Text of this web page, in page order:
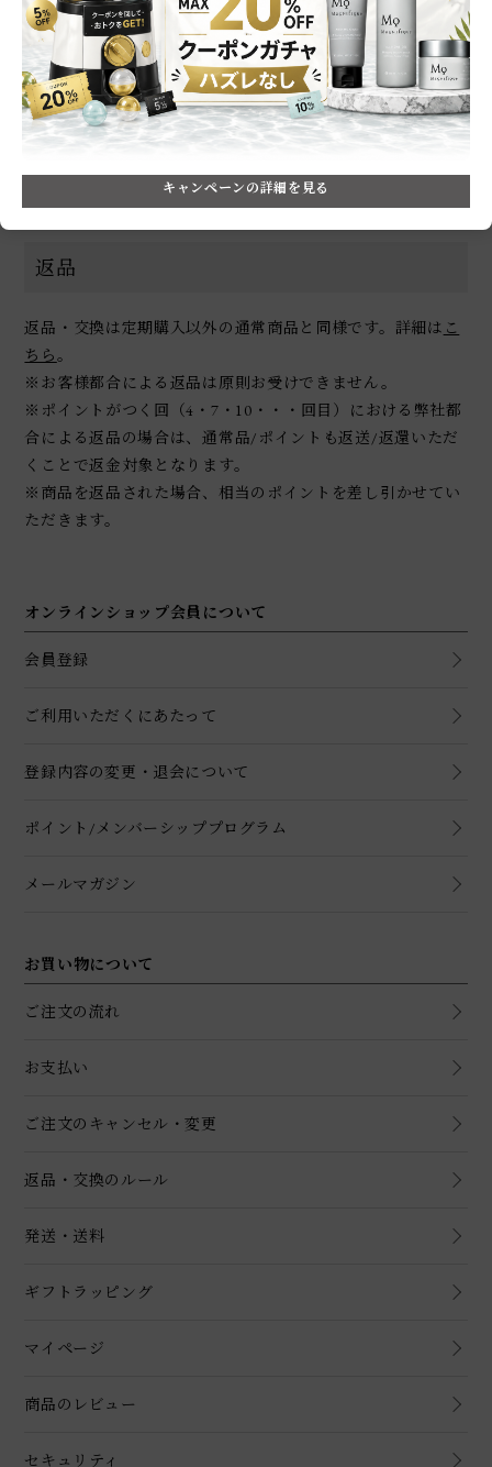
オンラインショップ会員について
会員登録
ご利用いただくにあたって
登録内容の変更・退会について
ポイント/メンバーシッププログラム
メールマガジン
お買い物について
ご注文の流れ
お支払い
ご注文のキャンセル・変更
返品・交換のルール
発送・送料
ギフトラッピング
マイページ
商品のレビュー
セキュリティ
定期お届け便の場合、購入点数・金額に関わらず、全国送料
無料です。
※通常のご注文では、ご注文金額が3,300円（税込）未満の場
合は、各配送に全国一律550円（税込）の送料がかかりま
返品
返品・交換は定期購入以外の通常商品と同様です。詳細は こ
ちら。
※お客様都合による返品は原則お受けできません。
※ポイントがつく回（4・7・10・・・回目）における弊社都
合による返品の場合は、通常品/ポイントも返送/返還いただ
くことで返金対象となります。
※商品を返品された場合、相当のポイントを差し引かせてい
ただきます。
キャンペーンの詳細を見る